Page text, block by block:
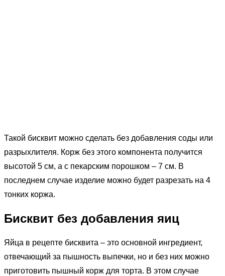
Такой бисквит можно сделать без добавления соды или
разрыхлителя. Корж без этого компонента получится
высотой 5 см, а с пекарским порошком – 7 см. В
последнем случае изделие можно будет разрезать на 4
тонких коржа.
Бисквит без добавления яиц
Яйца в рецепте бисквита – это основной ингредиент,
отвечающий за пышность выпечки, но и без них можно
приготовить пышный корж для торта. В этом случае